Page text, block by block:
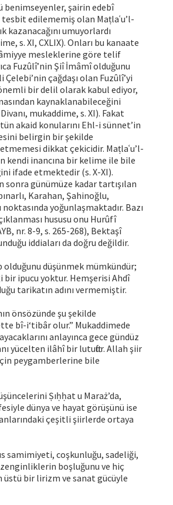
benimseyenler, şairin edebî
edilememiş olan Maṭlaʿu’l-
kazanacağını umuyorlardı
s. XI, CXLIX). Onları bu kanaate
mesleklerine göre telif
Fuzûlî’nin Şiî İmâmî olduğunu
çağdaşı olan Fuzûlî’yi
bir delil olarak kabul ediyor,
kaynaklanabileceğini
mukaddime, s. XI). Fakat
akaid konularını Ehl-i sünnet’in
belirgin bir şekilde
dikkat çekicidir. Maṭlaʿu’l-
kendi inancına bir kelime ile bile
ifade etmektedir (s. X-XI).
sonra günümüze kadar tartışılan
Karahan, Şahinoğlu,
yoğunlaşmaktadır. Bazı
hususu onu Hurûfî
nr. 8-9, s. 265-268), Bektaşî
iddiaları da doğru değildir.
düşünmek mümkündür;
ipucu yoktur. Hemşerisi Ahdî
tarikatın adını vermemiştir.
önsözünde şu şekilde
bî-i‘tibâr olur.” Mukaddimede
anlayınca gece gündüz
yücelten ilâhî bir lutuftur. Allah şiir
peygamberlerine bile
Ṣıḥḥat u Maraż’da,
dünya ve hayat görüşünü ise
çeşitli şiirlerde ortaya
samimiyeti, coşkunluğu, sadeliği,
zenginliklerin boşluğunu ve hiç
üstü bir lirizm ve sanat gücüyle